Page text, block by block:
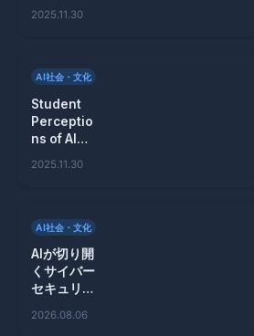
assistant
2025.11.30
AI社会・文化
Student
Perceptio
ns of AI
2025.11.30
AI社会・文化
AIが切り開
くサイバー
セキュリテ
とその限界
2026.08.06